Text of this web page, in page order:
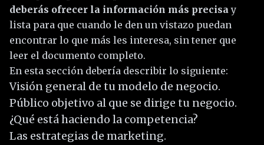
deberás ofrecer la información más precisay
lista para que cuando le den un vistazo puedan
encontrar lo que más les interesa, sin tener que
leer el documento completo.
En esta sección debería describir lo siguiente:
Visión general de tu modelo de negocio.
Público objetivo al que se dirige tu negocio.
¿Qué está haciendo la competencia?
Las estrategias de marketing.